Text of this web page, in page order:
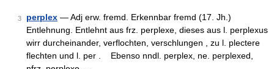
3 perplex — Adj erw. fremd. Erkennbar fremd (17. Jh.)
Entlehnung. Entlehnt aus frz. perplexe, dieses aus l. perplexus
wirr durcheinander, verflochten, verschlungen , zu l. plectere
flechten und l. per . Ebenso nndl. perplex, ne. perplexed,